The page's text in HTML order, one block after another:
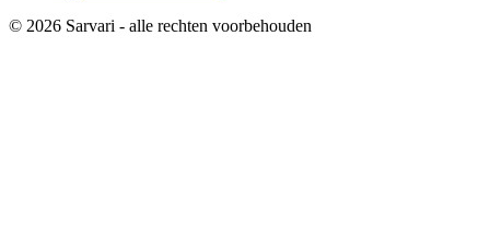
© 2026 Sarvari - alle rechten voorbehouden